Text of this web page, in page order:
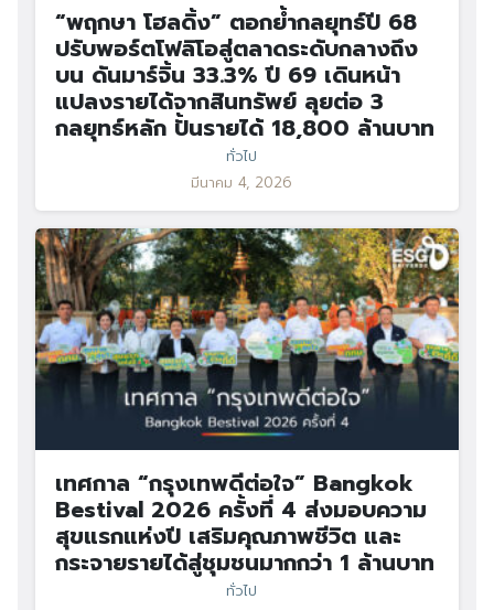
“พฤกษา โฮลดิ้ง” ตอกย้ำกลยุทธ์ปี 68
ปรับพอร์ตโฟลิโอสู่ตลาดระดับกลางถึง
บน ดันมาร์จิ้น 33.3% ปี 69 เดินหน้า
แปลงรายได้จากสินทรัพย์ ลุยต่อ 3
กลยุทธ์หลัก ปั้นรายได้ 18,800 ล้านบาท
ทั่วไป
มีนาคม 4, 2026
เทศกาล “กรุงเทพดีต่อใจ” Bangkok
Bestival 2026 ครั้งที่ 4 ส่งมอบความ
สุขแรกแห่งปี เสริมคุณภาพชีวิต และ
กระจายรายได้สู่ชุมชนมากกว่า 1 ล้านบาท
ทั่วไป